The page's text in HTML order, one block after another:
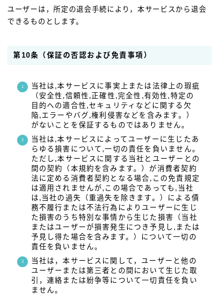
ユーザーは，所定の退会手続により，本サービスから退会
できるものとします。
第10条（保証の否認および免責事項）
当社は,本サービスに事実上または法律上の瑕疵
（安全性,信頼性,正確性,完全性,有効性,特定の
目的への適合性,セキュリティなどに関する欠
陥,エラーやバグ,権利侵害などを含みます。）
がないことを保証するものではありません。
当社は,本サービスによってユーザーに生じたあ
らゆる損害について,一切の責任を負いません。
ただし,本サービスに関する当社とユーザーとの
間の契約（本規約を含みます。）が消費者契約
法に定める消費者契約となる場合,この免責規定
は適用されませんが,この場合であっても,当社
は,当社の過失（重過失を除きます。）による債
務不履行または不法行為によりユーザーに生じ
た損害のうち特別な事情から生じた損害（当社
またはユーザーが損害発生につき予見し,または
予見し得た場合を含みます。）について一切の
責任を負いません。
当社は，本サービスに関して，ユーザーと他の
ユーザーまたは第三者との間において生じた取
引，連絡または紛争等について一切責任を負い
ません。